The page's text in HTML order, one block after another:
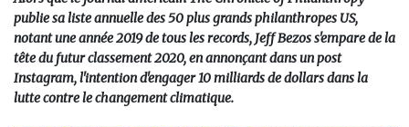
publie sa liste annuelle des 50 plus grands philanthropes US,
notant une année 2019 de tous les records, Jeff Bezos s'empare de la
tête du futur classement 2020, en annonçant dans un post
Instagram, l'intention d'engager 10 milliards de dollars dans la
lutte contre le changement climatique.